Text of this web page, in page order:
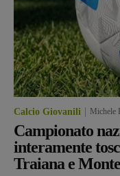
Calcio Giovanili Michele
Campionato
interamente
Traiana e